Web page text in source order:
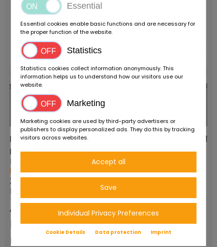
Piaggio CIAO PX CATALYZED 0 KM
Provider type:
Ruote da Sogno
More from this dealer
Zip code/Location:
Reggio Emilia
Vehicle type:
-
First registration:
Advertisement
Price on
request
Essential
Essential cookies enable basic functions and are necessary for
the proper function of the website.
Statistics
Statistics cookies collect information anonymously. This
information helps us to understand how our visitors use our
website.
Marketing
Marketing cookies are used by third-party advertisers or
publishers to display personalized ads. They do this by tracking
visitors across websites.
Accept all
Save
Individual Privacy Preferences
Cookie Details Data protection Imprint